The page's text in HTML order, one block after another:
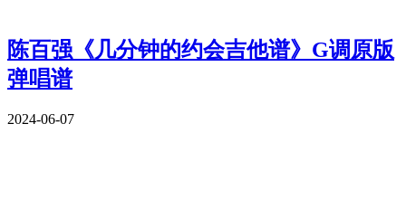
陈百强《几分钟的约会吉他谱》G调原版
弹唱谱
2024-06-07